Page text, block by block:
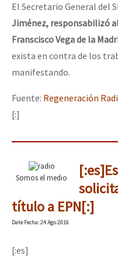
El Secretario General del
Jiménez, responsabilizó
Franscisco Vega de la
exista en contra de los
manifestando.
Fuente: Regeneración
[:]
Somos el medio
título a EPN[:]
DateFecha: 24 Ago 2016
[:es]